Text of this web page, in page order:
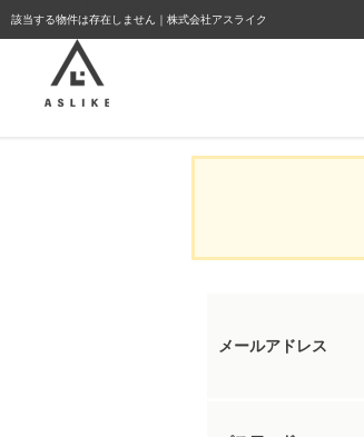
該当する物件は存在しません｜株式会社アスライク
メールアドレス